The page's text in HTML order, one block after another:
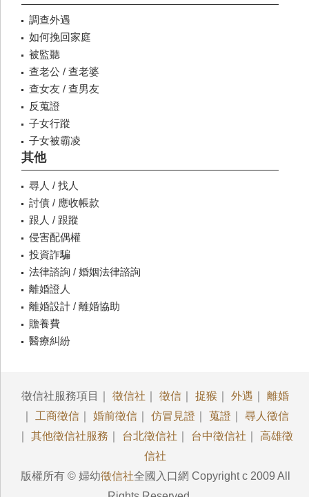
調查外遇
如何挽回家庭
被監聽
查老公 / 查老婆
查女友 / 查男友
反蒐證
子女行蹤
子女被霸凌
其他
尋人 / 找人
討債 / 應收帳款
跟人 / 跟蹤
侵害配偶權
投資詐騙
法律諮詢 / 婚姻法律諮詢
離婚證人
離婚設計 / 離婚協助
贍養費
醫療糾紛
徵信社服務項目｜ 徵信社 徵信 捉猴 外遇
離婚
工商徵信 婚前徵信 仿冒見證 蒐證
尋人徵信
其他徵信社服務 台北徵信社 台中徵信社
高雄徵
信社
版權所有 © 婦幼徵信社全國入口網 Copyright c 2009 All